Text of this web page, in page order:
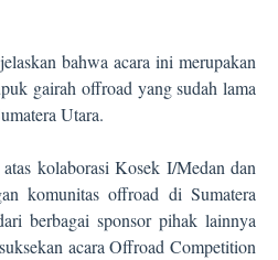
bahwa acara ini merupakan
gairah offroad yang sudah lama
Utara.
kolaborasi Kosek I/Medan dan
komunitas offroad di Sumatera
berbagai sponsor pihak lainnya
acara Offroad Competition